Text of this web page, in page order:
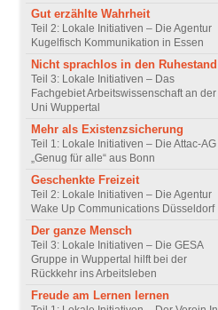
Gut erzählte Wahrheit
Teil 2: Lokale Initiativen – Die Agentur
Kugelfisch Kommunikation in Essen
Nicht sprachlos in den Ruhestand
Teil 3: Lokale Initiativen – Das
Fachgebiet Arbeitswissenschaft an der
Uni Wuppertal
Mehr als Existenzsicherung
Teil 1: Lokale Initiativen – Die Attac-AG
„Genug für alle“ aus Bonn
Geschenkte Freizeit
Teil 2: Lokale Initiativen – Die Agentur
Wake Up Communications Düsseldorf
Der ganze Mensch
Teil 3: Lokale Initiativen – Die GESA
Gruppe in Wuppertal hilft bei der
Rückkehr ins Arbeitsleben
Freude am Lernen lernen